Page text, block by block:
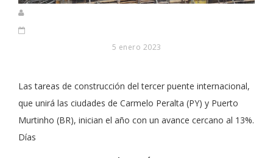
5 enero 2023
Las tareas de construcción del tercer puente internacional,
que unirá las ciudades de Carmelo Peralta (PY) y Puerto
Murtinho (BR), inician el año con un avance cercano al 13%.
Días